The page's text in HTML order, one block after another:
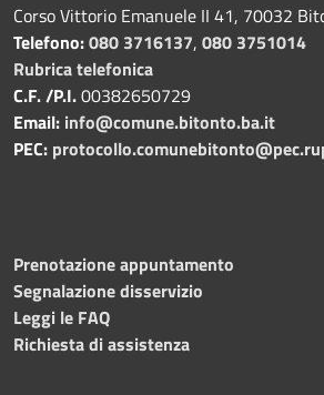
Corso Vittorio Emanuele II 41, 70032
Telefono:080 3716137, 080 3751014
Rubrica telefonica
C.F. /P.I.00382650729
Email: info@comune.bitonto.ba.it
PEC:
Prenotazione appuntamento
Segnalazione disservizio
Leggi le FAQ
Richiesta di assistenza